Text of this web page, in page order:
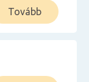
Tovább